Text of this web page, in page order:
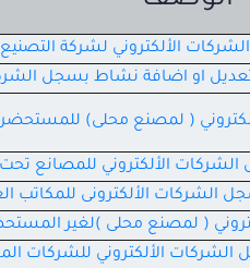
الألكتروني لشركة التصنيع
او اضافة نشاط بسجل
( لمصنع محلى)
الألكتروني للمصانع تحت
الشركات الألكترونى للمكاتب
( لمصنع محلى )لغير
الألكتروني للشركات